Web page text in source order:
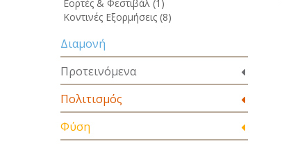
Εορτές & Φεστιβάλ (1)
Κοντινές Εξορμήσεις (8)
Διαμονή
Προτεινόμενα
Πολιτισμός
Φύση